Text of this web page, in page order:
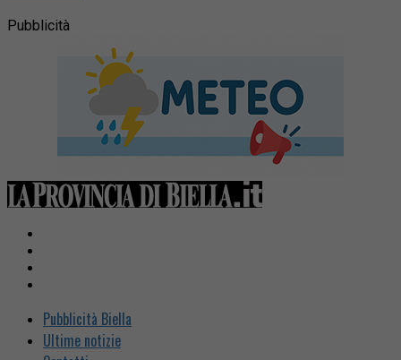
Pubblicità
Pubblicità Biella
Ultime notizie